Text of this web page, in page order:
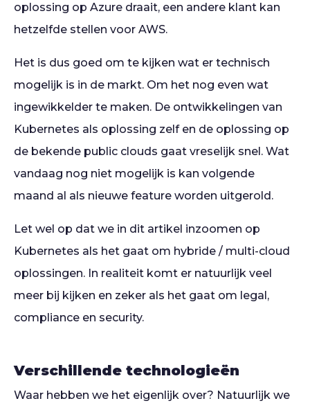
oplossing op Azure draait, een andere klant kan
hetzelfde stellen voor AWS.
Het is dus goed om te kijken wat er technisch
mogelijk is in de markt. Om het nog even wat
ingewikkelder te maken. De ontwikkelingen van
Kubernetes als oplossing zelf en de oplossing op
de bekende public clouds gaat vreselijk snel. Wat
vandaag nog niet mogelijk is kan volgende
maand al als nieuwe feature worden uitgerold.
Let wel op dat we in dit artikel inzoomen op
Kubernetes als het gaat om hybride / multi-cloud
oplossingen. In realiteit komt er natuurlijk veel
meer bij kijken en zeker als het gaat om legal,
compliance en security.
Verschillende technologieën
Waar hebben we het eigenlijk over? Natuurlijk we